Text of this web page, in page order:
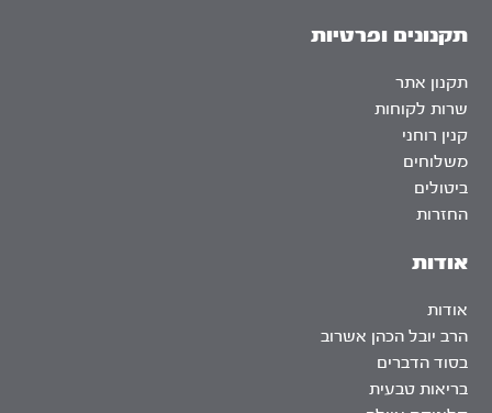
אודות
אודות
הרב יובל הכהן אשרוב
בסוד הדברים
בריאות טבעית
תקנונים ופרטיות
תקנון אתר
שרות לקוחות
קנין רוחני
משלוחים
ביטולים
החזרות